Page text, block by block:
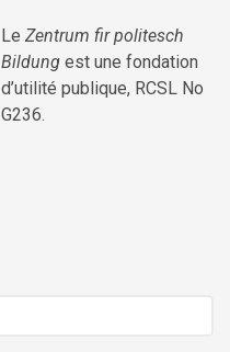
Le Zentrum fir politesch
Bildung est une fondation
d’utilité publique, RCSL No
G236.